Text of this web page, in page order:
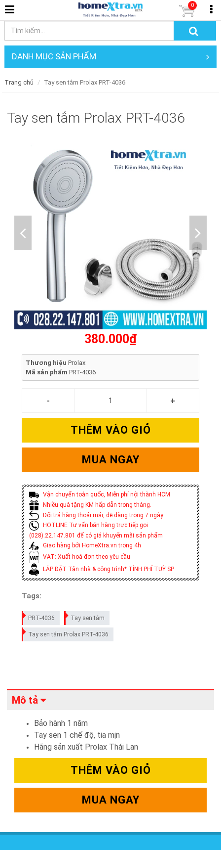
0
DANH MỤC SẢN PHẨM
Trang chủ Tay sen tắm Prolax PRT-4036
Tay sen tắm Prolax PRT-4036
380.000₫
Thương hiệu Prolax
Mã sản phẩm PRT-4036
THÊM VÀO GIỎ
MUA NGAY
Vận chuyển toàn quốc, Miễn phí nội thành HCM
Nhiều quà tặng KM hấp dẫn trong tháng.
Đổi trả hàng thoải mái, dễ dàng trong 7 ngày
HOTLINE Tư vấn bán hàng trực tiếp gọi
(028).22.147.801 để có giá khuyến mãi sản phẩm
Giao hàng bởi HomeXtra.vn trong 4h
VAT: Xuất hoá đơn theo yêu cầu
LẮP ĐẶT Tận nhà & công trình* TÍNH PHÍ TUỲ SP
Tags:
PRT-4036 Tay sen tắm
Tay sen tắm Prolax PRT-4036
Mô tả
Bảo hành 1 năm
Tay sen 1 chế độ, tia mịn
Hãng sản xuất Prolax Thái Lan
THÊM VÀO GIỎ
MUA NGAY